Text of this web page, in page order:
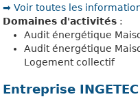
➡️ Voir toutes les
Domaines d'activités :
Audit énergétique
Audit énergétique
Logement collectif
Entreprise